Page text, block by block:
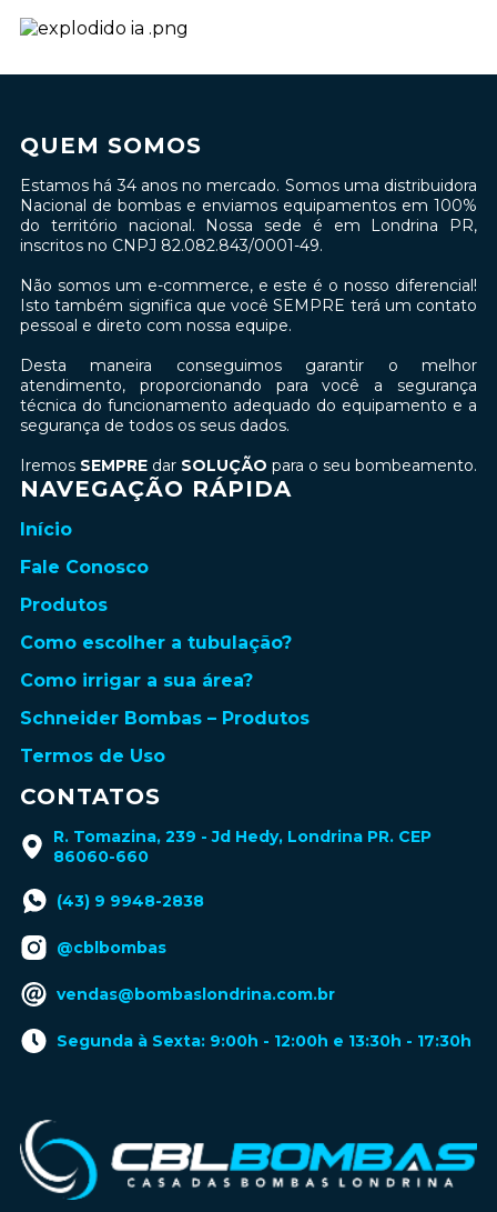
QUEM SOMOS
Estamos há 34 anos no mercado. Somos uma distribuidora
Nacional de bombas e enviamos equipamentos em 100%
do território nacional. Nossa sede é em Londrina PR,
inscritos no CNPJ 82.082.843/0001-49.
Não somos um e-commerce, e este é o nosso diferencial!
Isto também significa que você SEMPRE terá um contato
pessoal e direto com nossa equipe.
Desta maneira conseguimos garantir o melhor
atendimento, proporcionando para você a segurança
técnica do funcionamento adequado do equipamento e a
segurança de todos os seus dados.
Iremos SEMPRE dar SOLUÇÃO para o seu bombeamento.
NAVEGAÇÃO RÁPIDA
Início
Fale Conosco
Produtos
Como escolher a tubulação?
Como irrigar a sua área?
Schneider Bombas – Produtos
Termos de Uso
CONTATOS
R. Tomazina, 239 - Jd Hedy, Londrina PR. CEP
86060-660
(43) 9 9948-2838
@cblbombas
vendas@bombaslondrina.com.br
Segunda à Sexta: 9:00h - 12:00h e 13:30h - 17:30h